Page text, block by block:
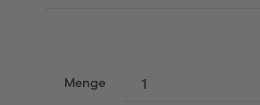
Menge